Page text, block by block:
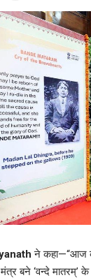
ने कहा—“आज
बने ‘वन्दे मातरम्’ के